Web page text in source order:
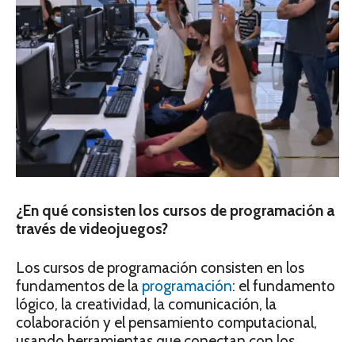
¿En qué consisten los cursos de programación a
través de videojuegos?
Los cursos de programación consisten en los
fundamentos de la programación: el fundamento
lógico, la creatividad, la comunicación, la
colaboración y el pensamiento computacional,